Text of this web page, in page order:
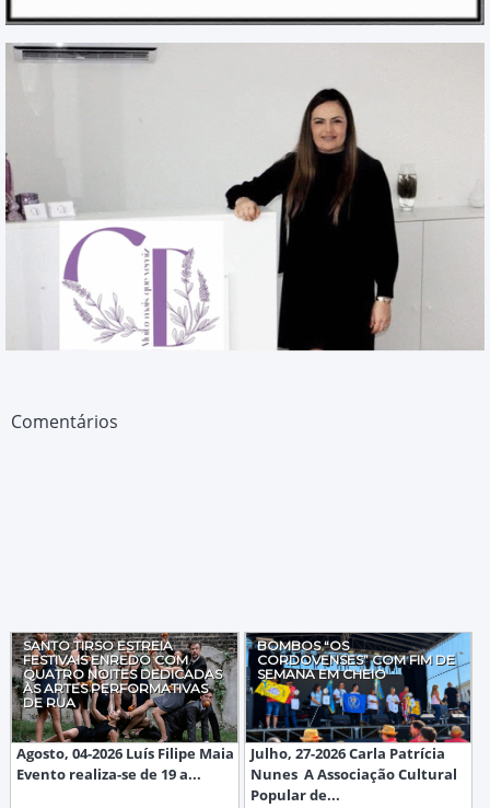
Comentários
SANTO TIRSO ESTREIA
FESTIVAIS ENREDO COM
QUATRO NOITES DEDICADAS
ÀS ARTES PERFORMATIVAS
DE RUA
Agosto, 04-2026 Luís Filipe Maia
Evento realiza-se de 19 a...
BOMBOS “OS
CORDOVENSES” COM FIM DE
SEMANA EM CHEIO
Julho, 27-2026 Carla Patrícia
Nunes A Associação Cultural
Popular de...